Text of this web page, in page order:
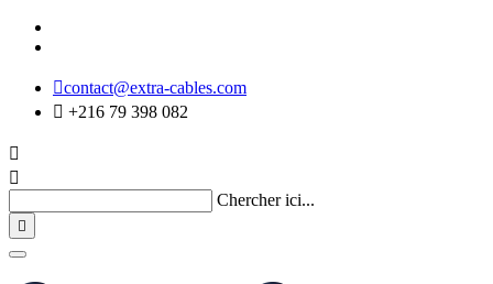
contact@extra-cables.com
 +216 79 398 082


Chercher ici...
